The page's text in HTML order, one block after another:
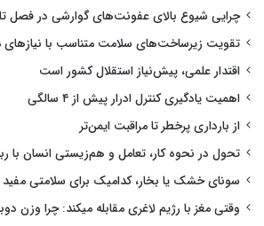
چرایی شیوع بالای عفونت‌های گوارشی در فصل
تقویت زیرساخت‌های سلامت متناسب با نیازهای
اقتدار علمی، پیش‌نیاز استقلال کشور است
اهمیت یادگیری کنترل ادرار پیش از ۴ سالگی
از بارداری پرخطر تا مراقبت ایمن‌تر
تحول در نحوه کار، تعامل و هم‌زیستی انسان با
سونای خشک یا بخار، کدامیک برای سلامتی
وقتی مغز با رژیم لاغری مقابله میکند: چرا وزن